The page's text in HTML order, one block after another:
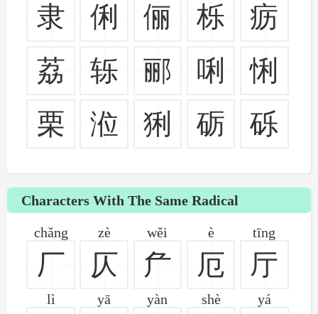
隶
俐 俪 栎
疬
荔
轹 郦 唎
悧
栗
涖 猁 砺 砾
Characters With The Same Radical
厂
chǎng
仄
zè
厃
wěi
厄
è
厅
tīng
lì yā yàn shè yá